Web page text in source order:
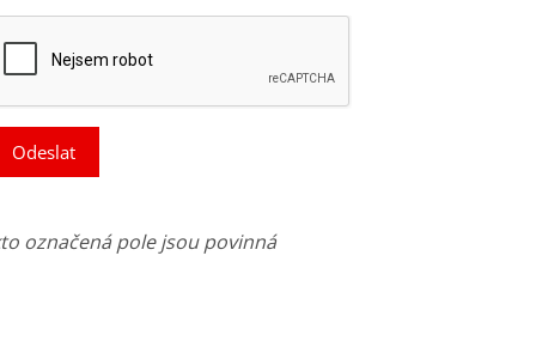
Odeslat
označená pole jsou povinná